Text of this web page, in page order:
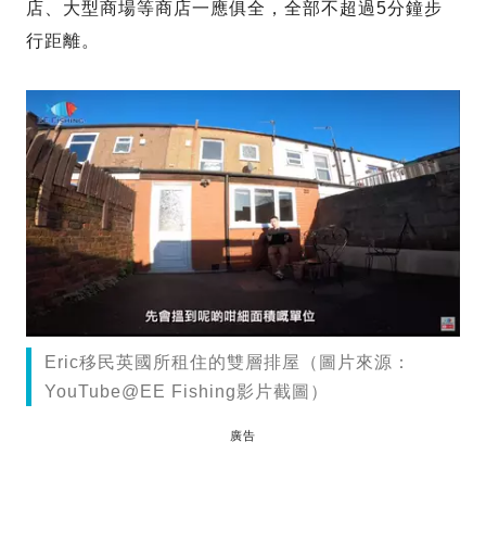
店、大型商場等商店一應俱全，全部不超過5分鐘步
行距離。
Eric移民英國所租住的雙層排屋（圖片來源：
YouTube@EE Fishing影片截圖）
廣告